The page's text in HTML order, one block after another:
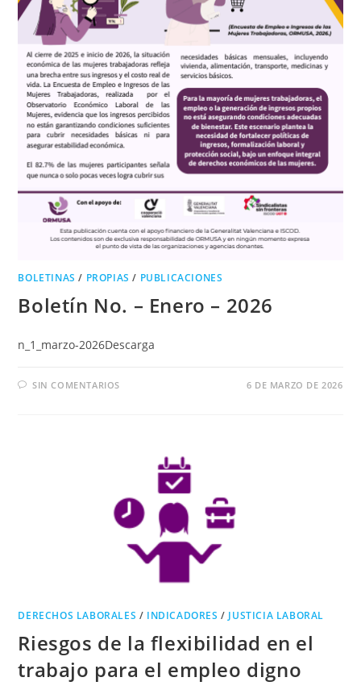
BOLETINAS / PROPIAS / PUBLICACIONES
Boletín No. – Enero – 2026
n_1_marzo-2026Descarga
SIN COMENTARIOS 6 DE MARZO DE 2026
DERECHOS LABORALES / INDICADORES / JUSTICIA LABORAL
Riesgos de la flexibilidad en el
trabajo para el empleo digno